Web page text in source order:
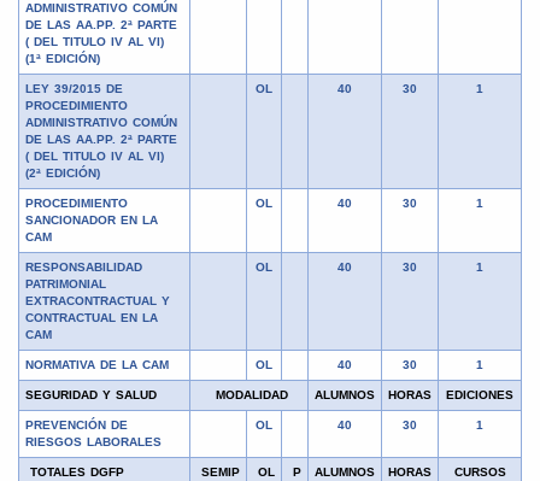
ADMINISTRATIVO COMÚN
DE LAS AA.PP. 2ª PARTE
( DEL TITULO IV AL VI)
(1ª EDICIÓN)
LEY 39/2015 DE
PROCEDIMIENTO
ADMINISTRATIVO COMÚN
DE LAS AA.PP. 2ª PARTE
( DEL TITULO IV AL VI)
(2ª EDICIÓN)
OL 40 30 1
PROCEDIMIENTO
SANCIONADOR EN LA
CAM
OL 40 30 1
RESPONSABILIDAD
PATRIMONIAL
EXTRACONTRACTUAL Y
CONTRACTUAL EN LA
CAM
OL 40 30 1
NORMATIVA DE LA CAM OL 40 30 1
SEGURIDAD Y SALUD MODALIDAD ALUMNOS HORAS EDICIONES
PREVENCIÓN DE
RIESGOS LABORALES
OL 40 30 1
TOTALES DGFP SEMIP OL P ALUMNOS HORAS CURSOS